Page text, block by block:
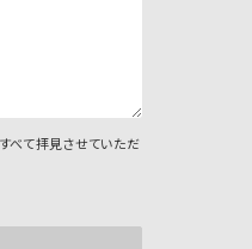
べて拝見させていただ